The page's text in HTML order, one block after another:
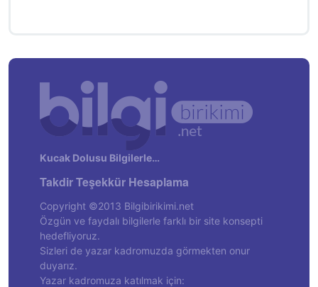
Kucak Dolusu Bilgilerle…
Takdir Teşekkür Hesaplama
Copyright ©2013 Bilgibirikimi.net
Özgün ve faydalı bilgilerle farklı bir site konsepti
hedefliyoruz.
Sizleri de yazar kadromuzda görmekten onur
duyarız.
Yazar kadromuza katılmak için: